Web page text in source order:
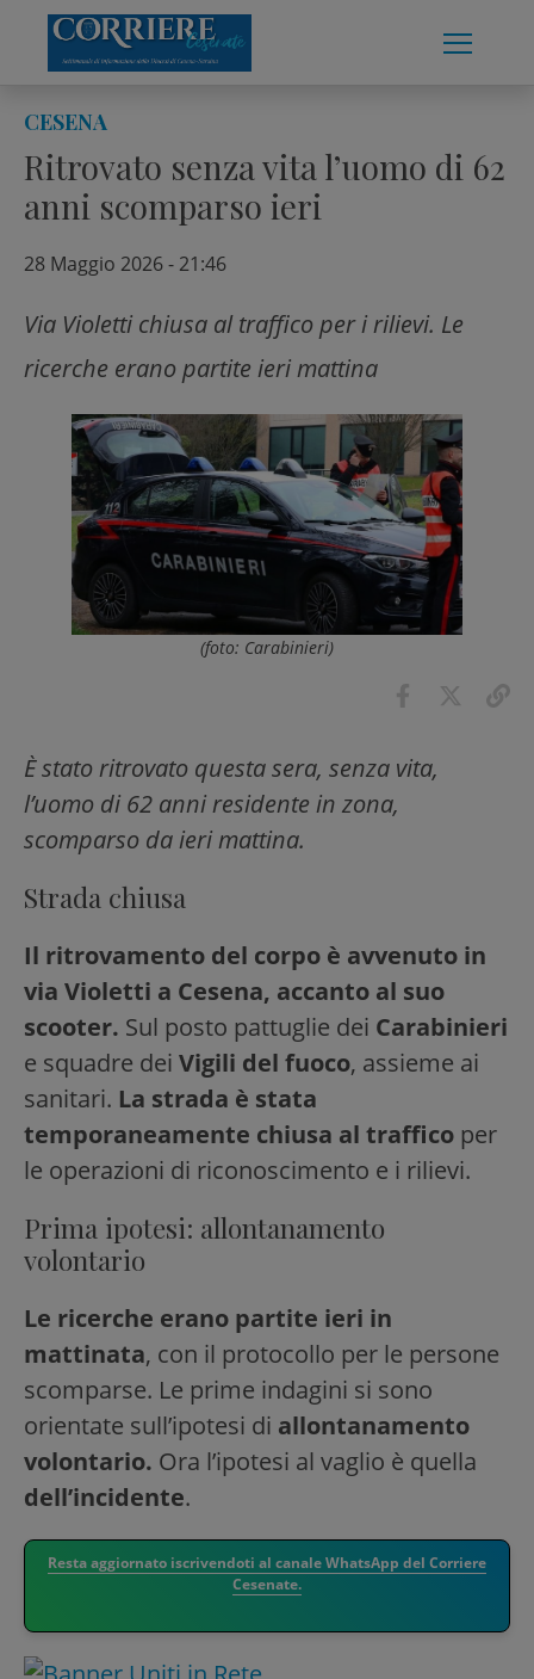
content
CESENA
Ritrovato senza vita l’uomo di 62
anni scomparso ieri
28 Maggio 2026 - 21:46
Via Violetti chiusa al traffico per i rilievi. Le
ricerche erano partite ieri mattina
(foto: Carabinieri)
È stato ritrovato questa sera, senza vita,
l’uomo di 62 anni residente in zona,
scomparso da ieri mattina.
Strada chiusa
Il ritrovamento del corpo è avvenuto in
via Violetti a Cesena, accanto al suo
scooter. Sul posto pattuglie dei Carabinieri
e squadre dei Vigili del fuoco, assieme ai
sanitari. La strada è stata
temporaneamente chiusa al traffico per
le operazioni di riconoscimento e i rilievi.
Prima ipotesi: allontanamento
volontario
Le ricerche erano partite ieri in
mattinata, con il protocollo per le persone
scomparse. Le prime indagini si sono
orientate sull’ipotesi di allontanamento
volontario. Ora l’ipotesi al vaglio è quella
dell’incidente.
Resta aggiornato iscrivendoti al canale WhatsApp del Corriere
Cesenate.